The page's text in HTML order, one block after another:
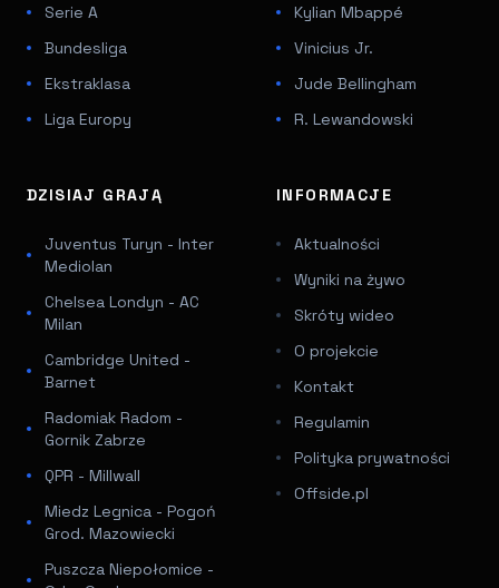
Serie A
Bundesliga
Ekstraklasa
Liga Europy
Kylian Mbappé
Vinicius Jr.
Jude Bellingham
R. Lewandowski
DZISIAJ GRAJĄ
Juventus Turyn - Inter
Mediolan
Chelsea Londyn - AC
Milan
Cambridge United -
Barnet
Radomiak Radom -
Gornik Zabrze
QPR - Millwall
Miedz Legnica - Pogoń
Grod. Mazowiecki
Puszcza Niepołomice -
INFORMACJE
Aktualności
Wyniki na żywo
Skróty wideo
O projekcie
Kontakt
Regulamin
Polityka prywatności
Offside.pl